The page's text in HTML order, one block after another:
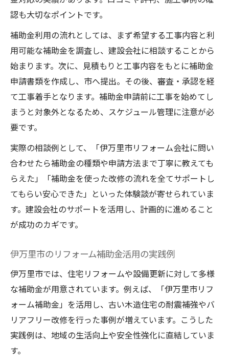
認も大切なポイントです。
補助金利用の流れとしては、まず希望する工事内容と利
用可能な補助金を調査し、建設会社に相談することから
始まります。次に、見積もりと工事内容をもとに補助金
申請書類を作成し、市へ提出。その後、審査・承認を経
て工事着手となります。補助金申請前に工事を始めてし
まうと対象外となるため、スケジュール管理に注意が必
要です。
実際の相談例として、「伊万里市リフォーム会社に問い
合わせたら補助金の種類や申請方法まで丁寧に教えても
らえた」「補助金を使った改修の流れを全てサポートし
てもらい安心できた」といった体験談が寄せられていま
す。建設会社のサポートを活用し、計画的に進めること
が成功のカギです。
伊万里市のリフォーム補助金活用の実践例
伊万里市では、住宅リフォームや設備更新に対して多様
な補助金が用意されています。例えば、「伊万里市リフ
ォーム補助金」を活用し、古い木造住宅の耐震補強やバ
リアフリー改修を行った事例が増えています。こうした
実践例は、地域の生活向上や安全性強化に直結していま
す。